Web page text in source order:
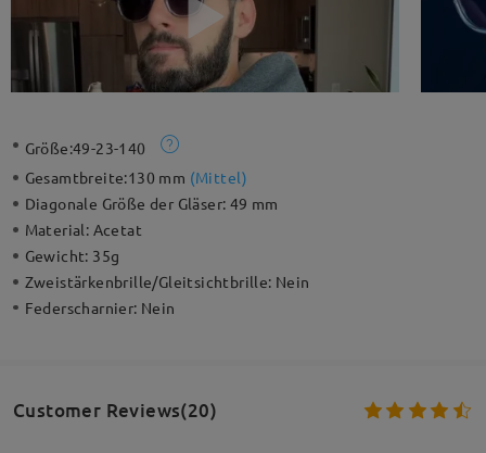
Größe:49-23-140
Gesamtbreite:130 mm (Mittel)
Diagonale Größe der Gläser: 49 mm
Material: Acetat
Gewicht: 35g
Zweistärkenbrille/Gleitsichtbrille: Nein
Federscharnier: Nein
Customer Reviews(20)